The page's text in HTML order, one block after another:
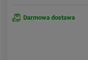
Darmowa dostawa